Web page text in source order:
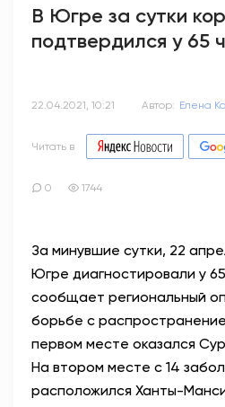
В Югре за сутки
подтвердился у 65
22.04.2021, 10:21 Автор: Елена
Читать в
0 1744
За минувшие сутки, 22
Югре диагностировали у
сообщает региональный
борьбе с
первом месте оказался
На втором месте с 14
расположился Ханты-